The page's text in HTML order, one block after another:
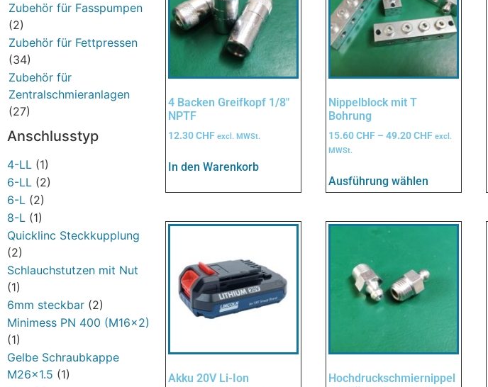
Zubehör für Fasspumpen
(2)
Zubehör für Fettpressen
(34)
Zubehör für
Zentralschmieranlagen
(27)
Anschlusstyp
4-LL (1)
6-LL (2)
6-L (2)
8-L (1)
Quicklinc Steckkupplung
(2)
Schlauchstutzen mit Nut
(1)
6mm steckbar (2)
Minimess PN 400 (M16x2)
(1)
Gelbe Schraubkappe
M26x1.5 (1)
4 Backen Greifkopf 1/8″
NPTF
12.30CHF excl. MWSt.
In den Warenkorb
Nippelblock mit T
Bohrung
15.60CHF – 49.20CHF excl.
MWSt.
Ausführung wählen
Akku 20V Li-Ion
Hochdruckschmiernippel